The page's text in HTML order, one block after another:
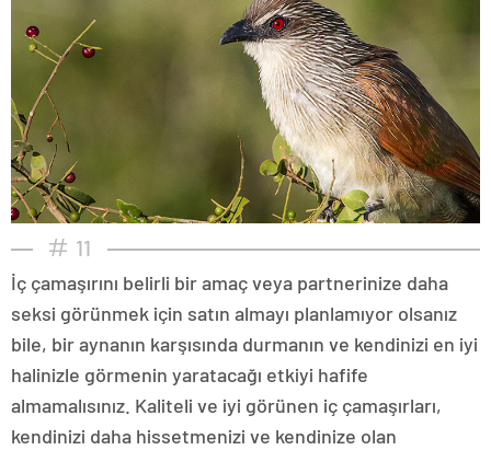
11
İç çamaşırını belirli bir amaç veya partnerinize daha
seksi görünmek için satın almayı planlamıyor olsanız
bile, bir aynanın karşısında durmanın ve kendinizi en iyi
halinizle görmenin yaratacağı etkiyi hafife
almamalısınız. Kaliteli ve iyi görünen iç çamaşırları,
kendinizi daha hissetmenizi ve kendinize olan